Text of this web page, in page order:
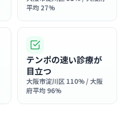
平均 27%
テンポの速い診療が
目立つ
大阪市淀川区 110% / 大阪
府平均 96%